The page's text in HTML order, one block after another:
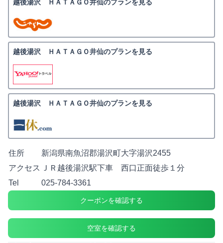
越後湯沢 ＨＡＴＡＧＯ井仙のプランを見る
越後湯沢 ＨＡＴＡＧＯ井仙のプランを見る
越後湯沢 ＨＡＴＡＧＯ井仙のプランを見る
住所
新潟県南魚沼郡湯沢町大字湯沢2455
アクセス
ＪＲ越後湯沢駅下車 西口正面徒歩１分
Tel
025-784-3361
クーポンを確認する
空室を確認する